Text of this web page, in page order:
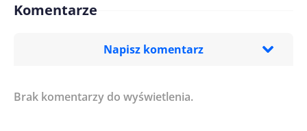
Komentarze
Napisz komentarz
Imię/ Nick*
Brak komentarzy do wyświetlenia.